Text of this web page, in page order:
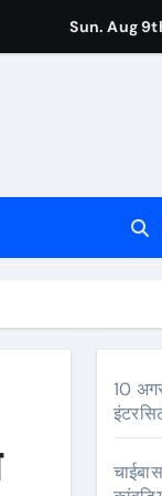
Sun. Aug
10